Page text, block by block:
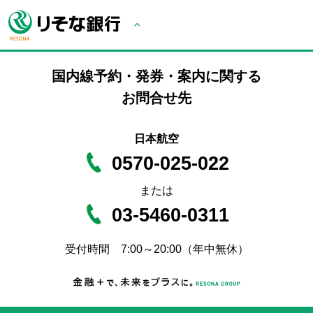
国内線予約・発券・案内に関する
お問合せ先
日本航空
0570-025-022
または
03-5460-0311
受付時間 7:00～20:00（年中無休）